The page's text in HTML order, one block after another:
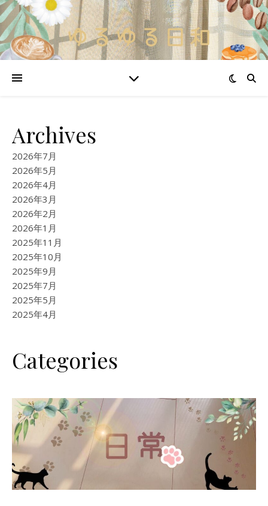
Archives
2026年7月
2026年5月
2026年4月
2026年3月
2026年2月
2026年1月
2025年11月
2025年10月
2025年9月
2025年7月
2025年5月
2025年4月
Categories